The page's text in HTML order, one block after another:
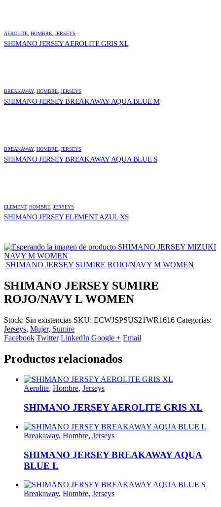
AEROLITE HOMBRE JERSEYS
SHIMANO JERSEY AEROLITE GRIS XL
BREAKAWAY, HOMBRE JERSEYS
SHIMANO JERSEY BREAKAWAY AQUA BLUE M
BREAKAWAY, HOMBRE JERSEYS
SHIMANO JERSEY BREAKAWAY AQUA BLUE S
ELEMENT, HOMBRE JERSEYS
SHIMANO JERSEY ELEMENT AZUL XS
SHIMANO JERSEY MIZUKI
NAVY M WOMEN
SHIMANO JERSEY SUMIRE ROJO/NAVY M WOMEN
SHIMANO JERSEY SUMIRE
ROJO/NAVY L WOMEN
Stock: Sin existencias SKU: ECWJSPSUS21WR1616 Categorías:
Jerseys, Mujer, Sumire
Facebook Twitter LinkedIn Google + Email
Productos relacionados
Aerolite, Hombre, Jerseys
SHIMANO JERSEY AEROLITE GRIS XL
Breakaway, Hombre, Jerseys
SHIMANO JERSEY BREAKAWAY AQUA
BLUE L
Breakaway, Hombre, Jerseys